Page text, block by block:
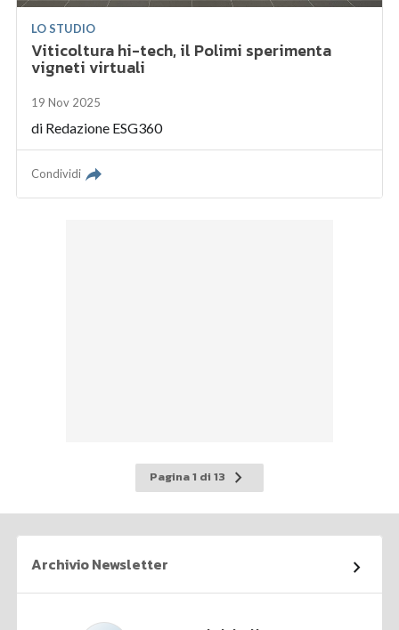
LO STUDIO
Viticoltura hi-tech, il Polimi sperimenta
vigneti virtuali
19 Nov 2025
di Redazione ESG360
Condividi
Pagina 1 di 13
Pagina
successiva
Archivio Newsletter